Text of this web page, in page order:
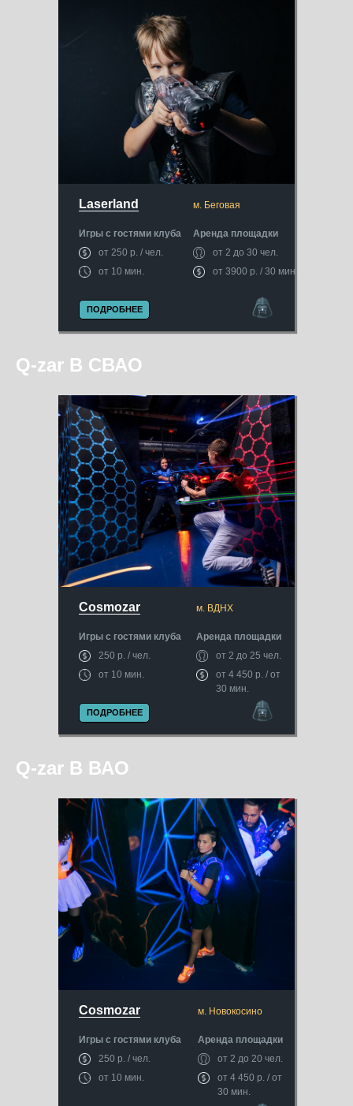
Laserland м. Беговая
от 250 р. / чел.
от 10 мин.
от 3900 р. / 30 мин.
ПОДРОБНЕЕ
Игры с гостями клуба
Аренда площадки
от 2 до 30 чел.
Q-zar В СВАО
Cosmozar м. ВДНХ
ПОДРОБНЕЕ
от 10 мин.
250 р. / чел. от 2 до 25 чел.
Игры с гостями клуба Аренда площадки
от 4 450 р. / от
30 мин.
Q-zar В ВАО
Cosmozar м. Новокосино
от 10 мин.
250 р. / чел. от 2 до 20 чел.
Игры с гостями клуба
от 4 450 р. / от
30 мин.
Аренда площадки